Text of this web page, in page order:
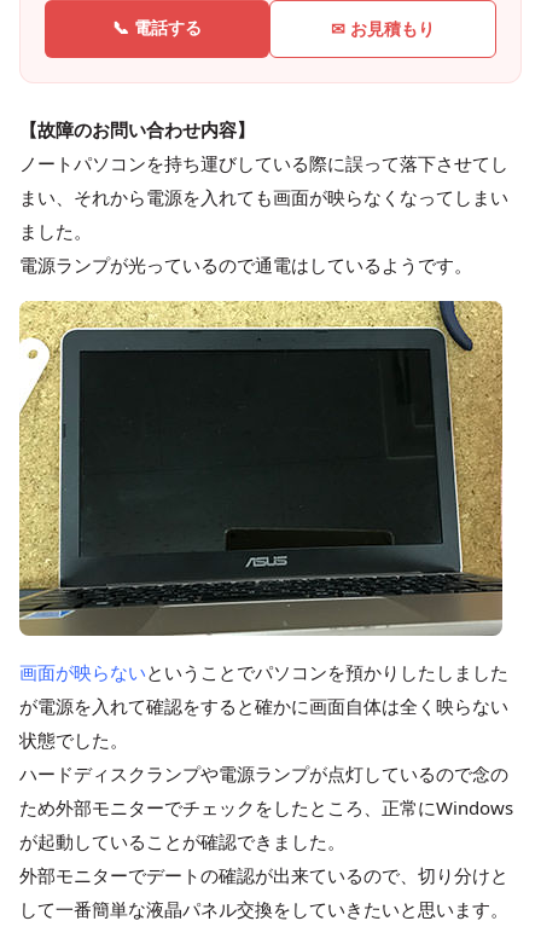
📞 電話する ✉ お見積もり
【故障のお問い合わせ内容】
ノートパソコンを持ち運びしている際に誤って落下させてし
まい、それから電源を入れても画面が映らなくなってしまい
ました。
電源ランプが光っているので通電はしているようです。
画面が映らないということでパソコンを預かりしたしました
が電源を入れて確認をすると確かに画面自体は全く映らない
状態でした。
ハードディスクランプや電源ランプが点灯しているので念の
ため外部モニターでチェックをしたところ、正常にWindows
が起動していることが確認できました。
外部モニターでデートの確認が出来ているので、切り分けと
して一番簡単な液晶パネル交換をしていきたいと思います。